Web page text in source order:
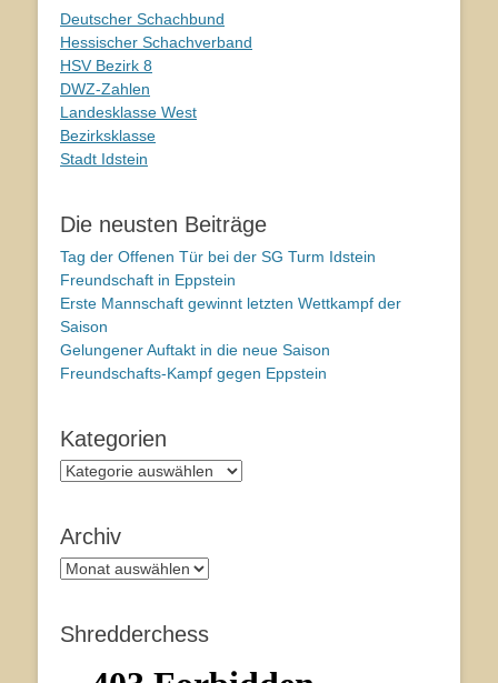
Deutscher Schachbund
Hessischer Schachverband
HSV Bezirk 8
DWZ-Zahlen
Landesklasse West
Bezirksklasse
Stadt Idstein
Die neusten Beiträge
Tag der Offenen Tür bei der SG Turm Idstein
Freundschaft in Eppstein
Erste Mannschaft gewinnt letzten Wettkampf der
Saison
Gelungener Auftakt in die neue Saison
Freundschafts-Kampf gegen Eppstein
Kategorien
Kategorien
Archiv
Archiv
Shredderchess